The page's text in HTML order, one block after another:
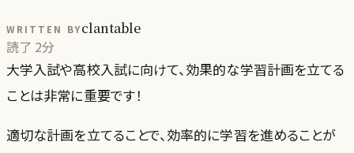
WRITTEN BYclantable
読了 2分
大学入試や高校入試に向けて、効果的な学習計画を立てる
ことは非常に重要です！
適切な計画を立てることで、効率的に学習を進めることが